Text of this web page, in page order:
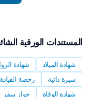
المستندات الورقية
شهادة الميلاد شهادة
سيرة ذاتية
رخصة القيادة
شهادة الوفاة
جواز سفر